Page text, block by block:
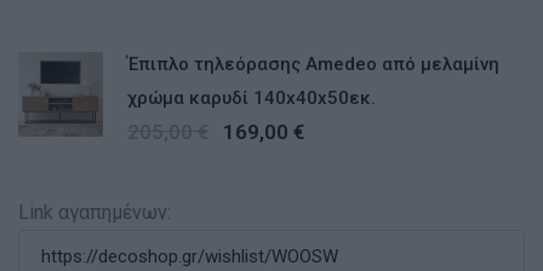
Έπιπλο τηλεόρασης Amedeo από μελαμίνη
χρώμα καρυδί 140x40x50εκ.
169,00 €
Link αγαπημένων: